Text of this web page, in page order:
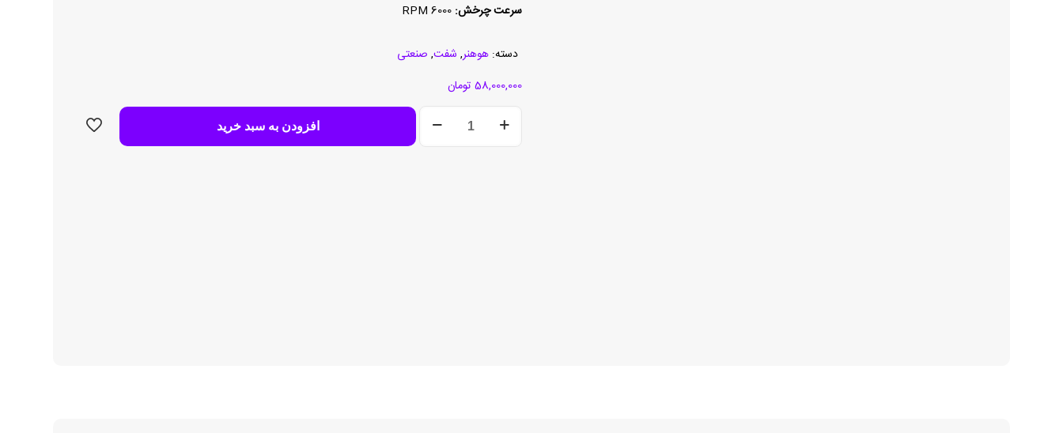
سرعت چرخش: 6000 RPM
دسته: هوهنر, شفت, صنعتی
58,000,000 تومان
انکودر
افزودن به سبد خرید